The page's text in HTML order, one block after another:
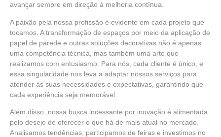
avançar sempre em direção à melhoria contínua.
A paixão pela nossa profissão é evidente em cada projeto que
tocamos. A transformação de espaços por meio da aplicação de
papel de parede e outras soluções decorativas não é apenas
uma competência técnica, mas também uma arte que
realizamos com entusiasmo. Para nós, cada cliente é único, e
essa singularidade nos leva a adaptar nossos serviços para
atender às suas necessidades e expectativas, garantindo que
cada experiência seja memorável.
Além disso, nossa busca incessante por inovação é alimentada
pelo desejo de oferecer o que há de mais atual no mercado.
Analisamos tendências, participamos de feiras e investimos no